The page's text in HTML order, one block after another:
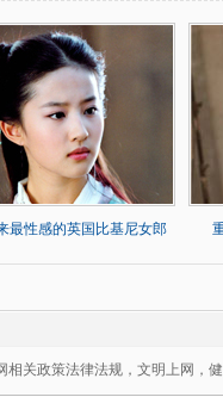
最性感的英国比基尼女郎
相关政策法律法规，文明上网，健